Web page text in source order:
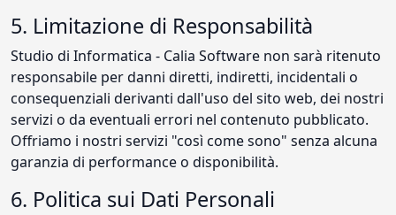
5. Limitazione di Responsabilità
Studio di Informatica - Calia Software non sarà ritenuto
responsabile per danni diretti, indiretti, incidentali o
consequenziali derivanti dall'uso del sito web, dei nostri
servizi o da eventuali errori nel contenuto pubblicato.
Offriamo i nostri servizi "così come sono" senza alcuna
garanzia di performance o disponibilità.
6. Politica sui Dati Personali